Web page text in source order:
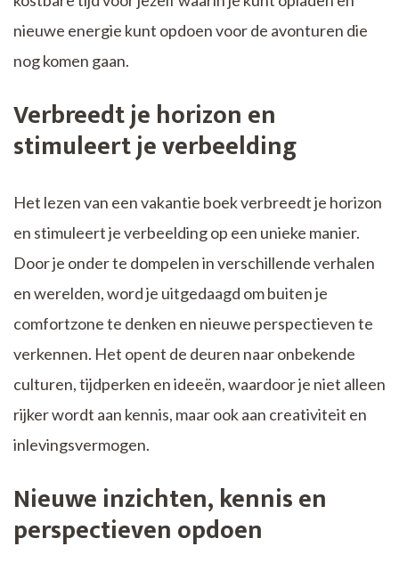
nieuwe energie kunt opdoen voor de avonturen die
nog komen gaan.
Verbreedt je horizon en
stimuleert je verbeelding
Het lezen van een vakantie boek verbreedt je horizon
en stimuleert je verbeelding op een unieke manier.
Door je onder te dompelen in verschillende verhalen
en werelden, word je uitgedaagd om buiten je
comfortzone te denken en nieuwe perspectieven te
verkennen. Het opent de deuren naar onbekende
culturen, tijdperken en ideeën, waardoor je niet alleen
rijker wordt aan kennis, maar ook aan creativiteit en
inlevingsvermogen.
Nieuwe inzichten, kennis en
perspectieven opdoen